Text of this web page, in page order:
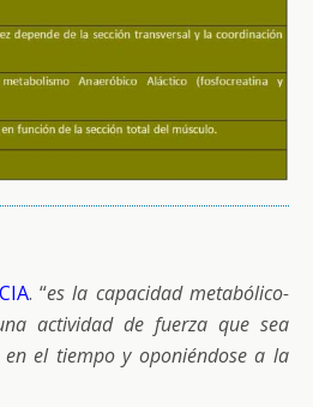
. “es la capacidad metabólico-
actividad de fuerza que sea
el tiempo y oponiéndose a la